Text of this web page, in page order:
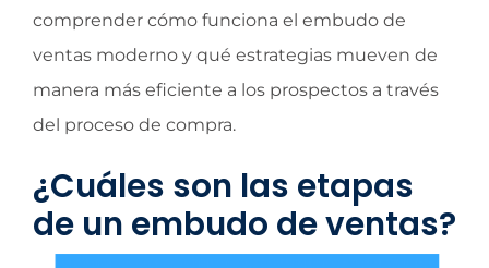
comprender cómo funciona el embudo de
ventas moderno y qué estrategias mueven de
manera más eficiente a los prospectos a través
del proceso de compra.
¿Cuáles son las etapas
de un embudo de ventas?